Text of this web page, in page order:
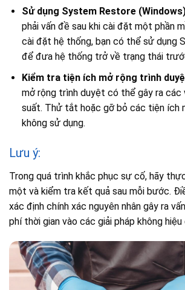
Sử dụng System Restore
phải vấn đề sau khi cài đặt một phần
cài đặt hệ thống, bạn có thể sử dụng
để đưa hệ thống trở về trạng thái
Kiểm tra tiện ích mở rộng trình
mở rộng trình duyệt có thể gây ra các
suất. Thử tắt hoặc gỡ bỏ các tiện ích
không sử dụng.
Lưu ý:
Trong quá trình khắc phục sự cố, hãy
một và kiểm tra kết quả sau mỗi bước.
xác định chính xác nguyên nhân gây ra
phí thời gian vào các giải pháp không hiệu